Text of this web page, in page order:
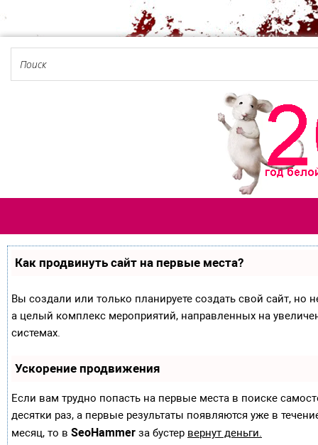
Как продвинуть сайт на первые места?
Вы создали или только планируете создать свой сайт, но
а целый комплекс мероприятий, направленных на
системах.
Ускорение продвижения
Если вам трудно попасть на первые места в поиске
десятки раз, а первые результаты появляются уже в
месяц, то в SeoHammer за бустер вернут деньги.